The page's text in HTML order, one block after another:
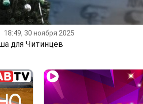
18:49, 30 ноября 2025
для Читинцев